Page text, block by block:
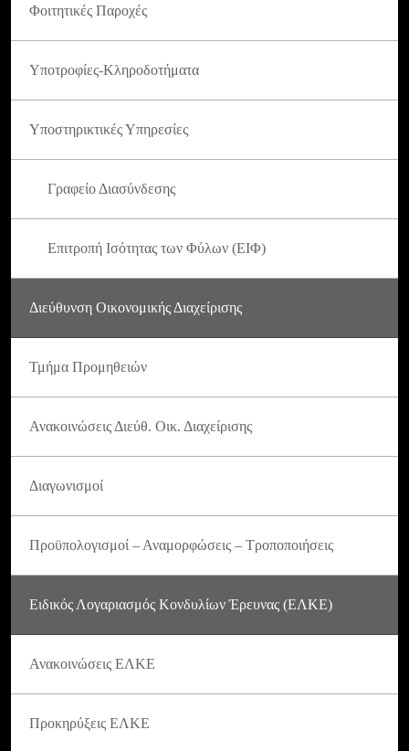
Φοιτητικές Παροχές
Υποτροφίες-Κληροδοτήματα
Υποστηρικτικές Υπηρεσίες
Γραφείο Διασύνδεσης
Επιτροπή Ισότητας των Φύλων (ΕΙΦ)
Διεύθυνση Οικονομικής Διαχείρισης
Τμήμα Προμηθειών
Ανακοινώσεις Διεύθ. Οικ. Διαχείρισης
Διαγωνισμοί
Προϋπολογισμοί – Αναμορφώσεις – Τροποποιήσεις
Ειδικός Λογαριασμός Κονδυλίων Έρευνας (ΕΛΚΕ)
Ανακοινώσεις ΕΛΚΕ
Προκηρύξεις ΕΛΚΕ